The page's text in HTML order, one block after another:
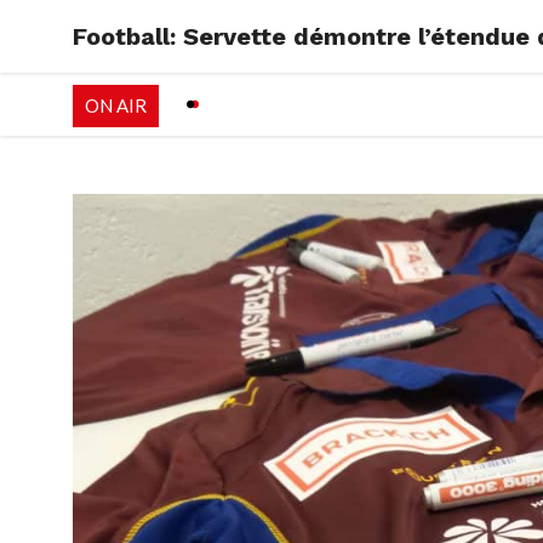
RADIO
Football: Servette démontre
ON AIR